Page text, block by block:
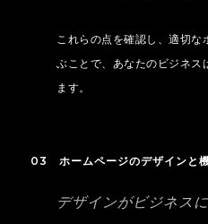
これらの点を確認し、適切
ぶことで、あなたのビジネス
ます。
03 ホームページのデザインと
デザインがビジネス